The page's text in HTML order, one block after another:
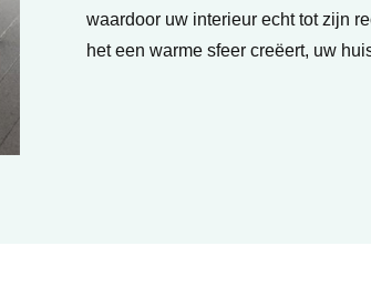
waardoor uw interieur echt tot zijn
het een warme sfeer creëert, uw